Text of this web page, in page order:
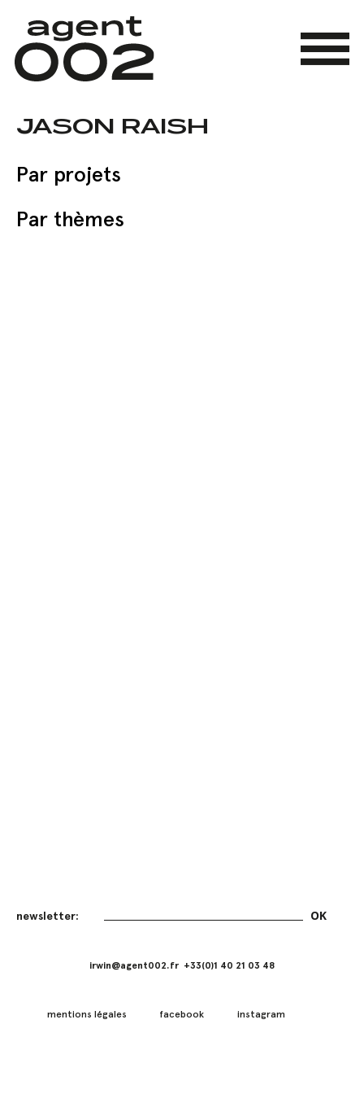
main
content
Menu
JASON RAISH
Par projets
Par thèmes
irwin@agent002.fr +33(0)1 40 21 03 48
mentions légales facebook instagram